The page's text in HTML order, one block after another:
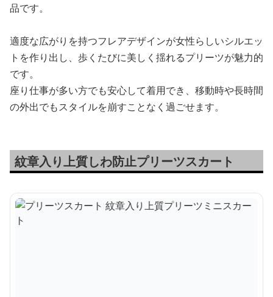
品です。
適度な広がりを持つフレアデザインが女性らしいシルエッ
トを作り出し、歩くたびに美しく揺れるプリーツが魅力的
です。
座り仕事が多い方でも安心して着用でき、移動時や長時間
の外出でもスタイルを崩すことなく過ごせます。
紋章入り上質しわ防止プリーツスカート